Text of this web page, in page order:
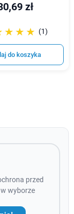
zł
(1)
do koszyka
przed
wyborze